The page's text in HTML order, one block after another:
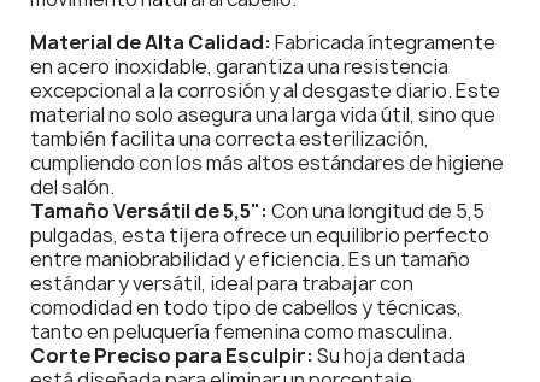
Material de Alta Calidad:Fabricada íntegramente
en acero inoxidable, garantiza una resistencia
excepcional a la corrosión y al desgaste diario. Este
material no solo asegura una larga vida útil, sino que
también facilita una correcta esterilización,
cumpliendo con los más altos estándares de higiene
del salón.
Tamaño Versátil de 5,5":Con una longitud de 5,5
pulgadas, esta tijera ofrece un equilibrio perfecto
entre maniobrabilidad y eficiencia. Es un tamaño
estándar y versátil, ideal para trabajar con
comodidad en todo tipo de cabellos y técnicas,
tanto en peluquería femenina como masculina.
Corte Preciso para Esculpir:Su hoja dentada